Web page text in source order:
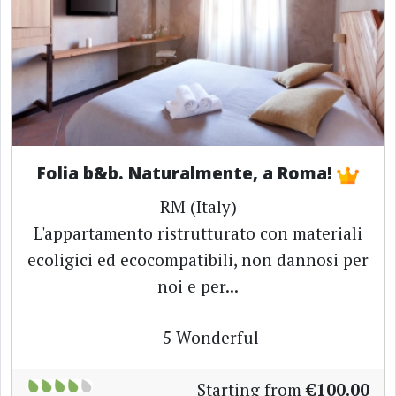
Folia b&b. Naturalmente, a Roma!
RM (Italy)
L'appartamento ristrutturato con materiali
ecoligici ed ecocompatibili, non dannosi per
noi e per...
5 Wonderful
Starting from €100.00